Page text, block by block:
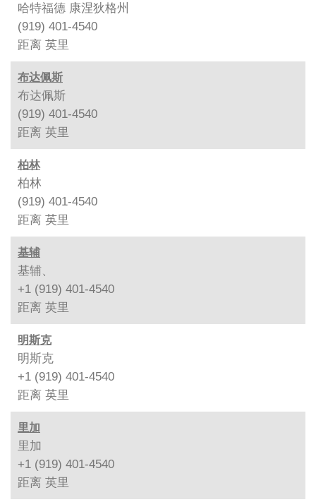
哈特福德 康涅狄格州
(919) 401-4540
距离 英里
布达佩斯
布达佩斯
(919) 401-4540
距离 英里
柏林
柏林
(919) 401-4540
距离 英里
基辅
基辅、
+1 (919) 401-4540
距离 英里
明斯克
明斯克
+1 (919) 401-4540
距离 英里
里加
里加
+1 (919) 401-4540
距离 英里